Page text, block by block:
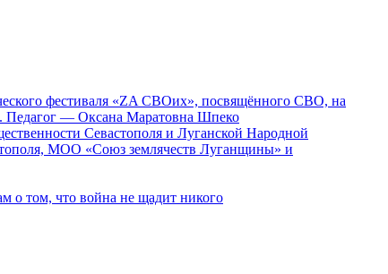
фестиваля «ZA СВОих», посвящённого СВО, на
Педагог — Оксана Маратовна Шпеко
Севастополя и Луганской Народной
МОО «Союз землячеств Луганщины» и
о том, что война не щадит никого